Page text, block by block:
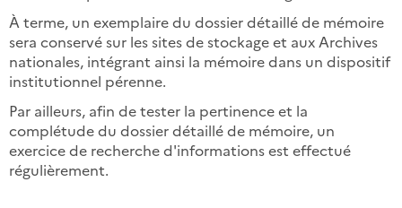
À terme, un exemplaire du dossier détaillé de mémoire
sera conservé sur les sites de stockage et aux Archives
nationales, intégrant ainsi la mémoire dans un dispositif
institutionnel pérenne.
Par ailleurs, afin de tester la pertinence et la
complétude du dossier détaillé de mémoire, un
exercice de recherche d'informations est effectué
régulièrement.